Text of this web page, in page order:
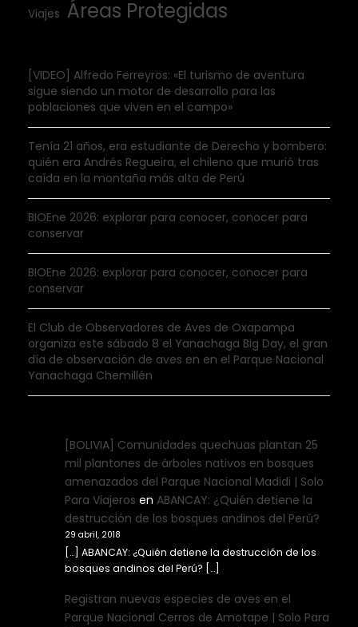
Viajes Áreas Protegidas
[VIDEO] Alfredo Ferreyros: «El turismo de aventura
sigue siendo un motor de desarrollo para las
poblaciones que viven en el campo»
Tenía 21 años, era estudiante de Derecho y bombero:
quién era Andrés Regueira, el chileno que murió tras
caída en la montaña más alta de Perú
BIOEne 2026: explorar para conocer, conocer para
conservar
BIOEne 2026: explorar para conocer, conocer para
conservar
El Club de Observadores de Aves de Oxapampa
organiza este sábado 8 el Yanachaga Big Day, el gran
día de observación de aves en en el Parque Nacional
Yanachaga Chemillén
[BOLIVIA] Comunidades quechuas plantan 25
mil plantones de árboles nativos en bosques
amenazados del Parque Nacional Madidi | Solo
Para Viajeros en ABANCAY: ¿Quién detiene la
destrucción de los bosques andinos del Perú?
29 abril, 2018
[…] ABANCAY: ¿Quién detiene la destrucción de los
bosques andinos del Perú? […]
Registran nuevas especies de aves en el
Parque Nacional Cerros de Amotape | Solo Para